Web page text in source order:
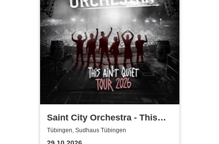
Saint City Orchestra - This
Ain´t Quiet Tour 2026
Tübingen, Sudhaus Tübingen